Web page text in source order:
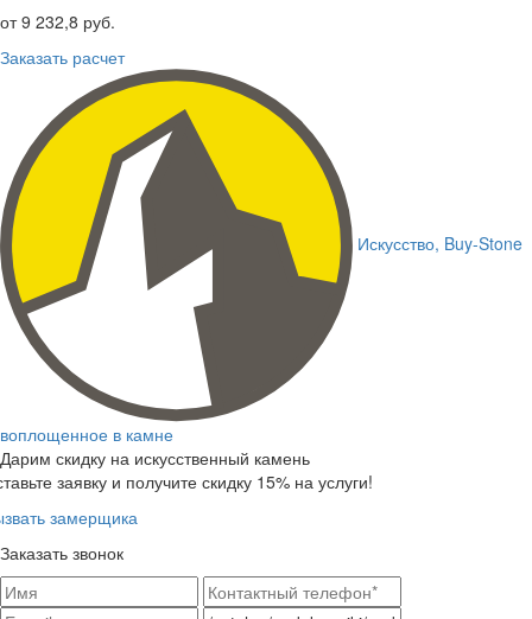
от9 232,8 руб.
Заказать расчет
Искусство, Buy-Stone
воплощенное в камне
Дарим скидку на искусственный камень
заявку и получите скидку 15% на услуги!
замерщика
Заказать звонок